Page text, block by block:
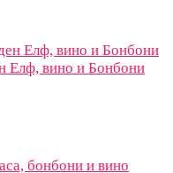
Елф, вино и Бонбони